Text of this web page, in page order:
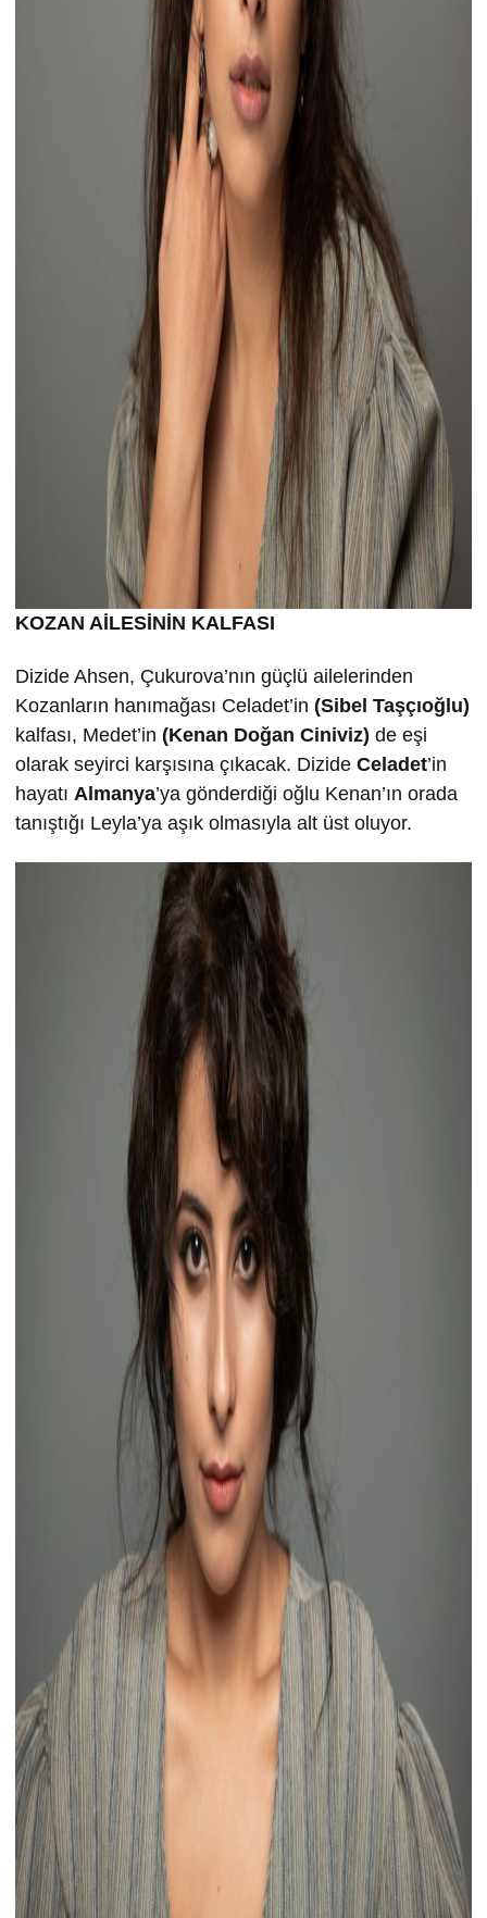
KOZAN AİLESİNİN KALFASI
Dizide Ahsen, Çukurova’nın güçlü ailelerinden
Kozanların hanımağası Celadet’in (Sibel Taşçıoğlu)
kalfası, Medet’in (Kenan Doğan Ciniviz) de eşi
olarak seyirci karşısına çıkacak. Dizide Celadet’in
hayatı Almanya’ya gönderdiği oğlu Kenan’ın orada
tanıştığı Leyla’ya aşık olmasıyla alt üst oluyor.